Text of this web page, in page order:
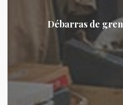
Débarras de